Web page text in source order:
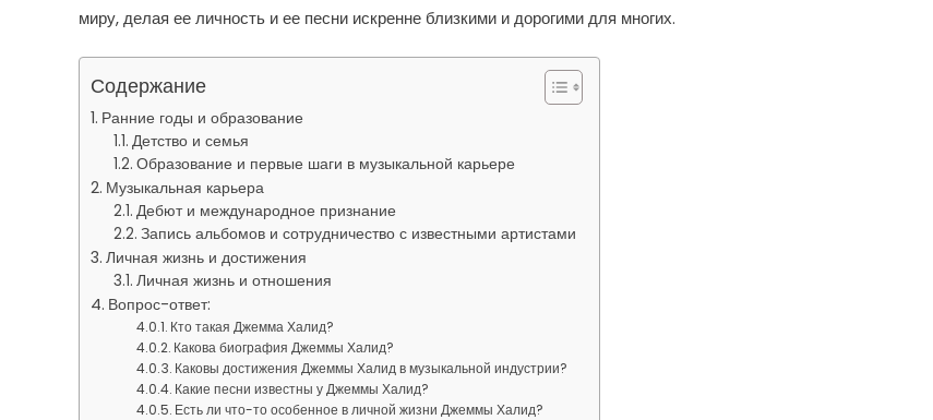
миру, делая ее личность и ее песни искренне близкими и дорогими для многих.
Содержание
Ранние годы и образование
Детство и семья
Образование и первые шаги в музыкальной карьере
Музыкальная карьера
Дебют и международное признание
Запись альбомов и сотрудничество с известными артистами
Личная жизнь и достижения
Личная жизнь и отношения
Вопрос-ответ:
Кто такая Джемма Халид?
Какова биография Джеммы Халид?
Каковы достижения Джеммы Халид в музыкальной индустрии?
Какие песни известны у Джеммы Халид?
Есть ли что-то особенное в личной жизни Джеммы Халид?